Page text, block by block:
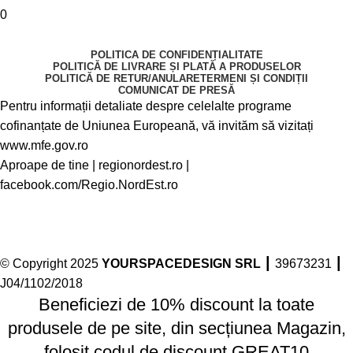
0
POLITICA DE CONFIDENȚIALITATE
POLITICĂ DE LIVRARE ȘI PLATĂ A PRODUSELOR
POLITICĂ DE RETUR/ANULARETERMENI ȘI CONDIȚII
COMUNICAT DE PRESĂ
Pentru informații detaliate despre celelalte programe
cofinanțate de Uniunea Europeană, vă invităm să vizitați
www.mfe.gov.ro
Aproape de tine | regionordest.ro
facebook.com/Regio.NordEst.ro
© Copyright 2025 YOURSPACEDESIGN SRL ┃ 39673231 ┃
J04/1102/2018
Beneficiezi de 10% discount la toate
produsele de pe site, din secțiunea Magazin,